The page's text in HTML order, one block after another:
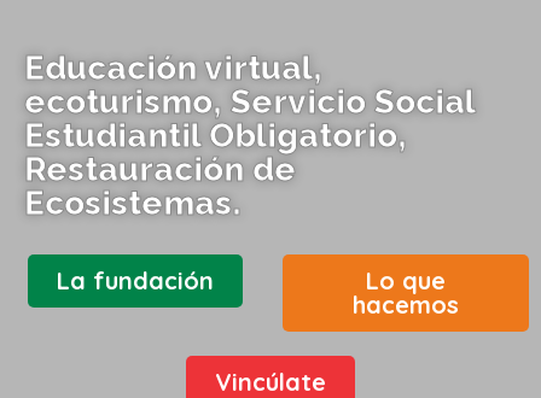
Educación virtual,
ecoturismo, Servicio Social
Estudiantil Obligatorio,
Restauración de
Ecosistemas.
La fundación
Lo que
hacemos
Vincúlate